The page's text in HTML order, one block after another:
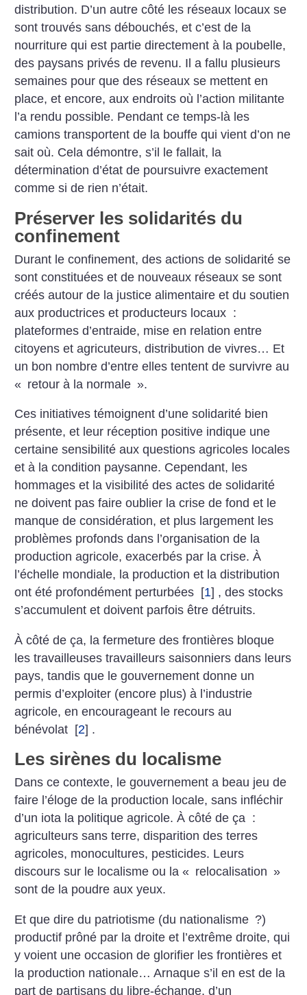
distribution. D’un autre côté les réseaux locaux se
sont trouvés sans débouchés, et c’est de la
nourriture qui est partie directement à la poubelle,
des paysans privés de revenu. Il a fallu plusieurs
semaines pour que des réseaux se mettent en
place, et encore, aux endroits où l’action militante
l’a rendu possible. Pendant ce temps-là les
camions transportent de la bouffe qui vient d’on ne
sait où. Cela démontre, s’il le fallait, la
détermination d’état de poursuivre exactement
comme si de rien n’était.
Préserver les solidarités du
confinement
Durant le confinement, des actions de solidarité se
sont constituées et de nouveaux réseaux se sont
créés autour de la justice alimentaire et du soutien
aux productrices et producteurs locaux :
plateformes d’entraide, mise en relation entre
citoyens et agricuteurs, distribution de vivres… Et
un bon nombre d’entre elles tentent de survivre au
« retour à la normale ».
Ces initiatives témoignent d’une solidarité bien
présente, et leur réception positive indique une
certaine sensibilité aux questions agricoles locales
et à la condition paysanne. Cependant, les
hommages et la visibilité des actes de solidarité
ne doivent pas faire oublier la crise de fond et le
manque de considération, et plus largement les
problèmes profonds dans l’organisation de la
production agricole, exacerbés par la crise. À
l’échelle mondiale, la production et la distribution
ont été profondément perturbées [1] , des stocks
s’accumulent et doivent parfois être détruits.
À côté de ça, la fermeture des frontières bloque
les travailleuses travailleurs saisonniers dans leurs
pays, tandis que le gouvernement donne un
permis d’exploiter (encore plus) à l’industrie
agricole, en encourageant le recours au
bénévolat [2] .
Les sirènes du localisme
Dans ce contexte, le gouvernement a beau jeu de
faire l’éloge de la production locale, sans infléchir
d’un iota la politique agricole. À côté de ça :
agriculteurs sans terre, disparition des terres
agricoles, monocultures, pesticides. Leurs
discours sur le localisme ou la « relocalisation »
sont de la poudre aux yeux.
Et que dire du patriotisme (du nationalisme ?)
productif prôné par la droite et l’extrême droite, qui
y voient une occasion de glorifier les frontières et
la production nationale… Arnaque s’il en est de la
part de partisans du libre-échange, d’un